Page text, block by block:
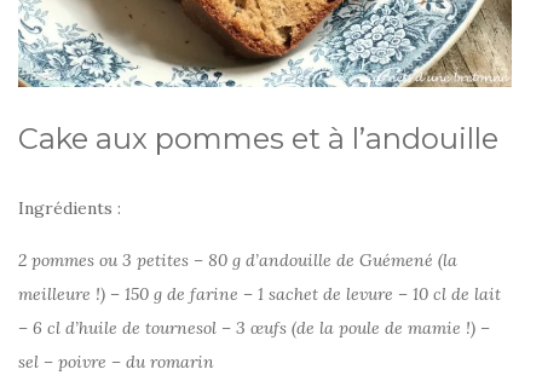
Cake aux pommes et à l’andouille
Ingrédients :
2 pommes ou 3 petites – 80 g d’andouille de Guémené (la
meilleure !) – 150 g de farine – 1 sachet de levure – 10 cl de lait
– 6 cl d’huile de tournesol – 3 œufs (de la poule de mamie !) –
sel – poivre – du romarin